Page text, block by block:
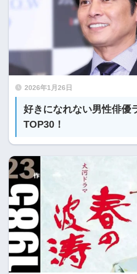
2026年1月26日
好きになれない男性俳優
TOP30！